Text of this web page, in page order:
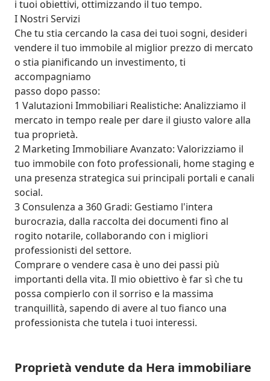
i tuoi obiettivi, ottimizzando il tuo tempo.
I Nostri Servizi
Che tu stia cercando la casa dei tuoi sogni, desideri
vendere il tuo immobile al miglior prezzo di mercato
o stia pianificando un investimento, ti
accompagniamo
passo dopo passo:
1 Valutazioni Immobiliari Realistiche: Analizziamo il
mercato in tempo reale per dare il giusto valore alla
tua proprietà.
2 Marketing Immobiliare Avanzato: Valorizziamo il
tuo immobile con foto professionali, home staging e
una presenza strategica sui principali portali e canali
social.
3 Consulenza a 360 Gradi: Gestiamo l'intera
burocrazia, dalla raccolta dei documenti fino al
rogito notarile, collaborando con i migliori
professionisti del settore.
Comprare o vendere casa è uno dei passi più
importanti della vita. Il mio obiettivo è far sì che tu
possa compierlo con il sorriso e la massima
tranquillità, sapendo di avere al tuo fianco una
professionista che tutela i tuoi interessi.
Proprietà vendute da Hera immobiliare